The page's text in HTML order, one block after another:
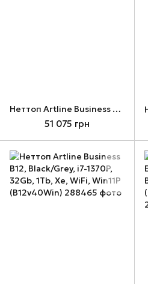
Неттоп Artline Business B12, Black/Grey, i7-1370P, 16Gb, 480Gb, Xe, WiFi, WinP (B12v39Win)
51 075 грн